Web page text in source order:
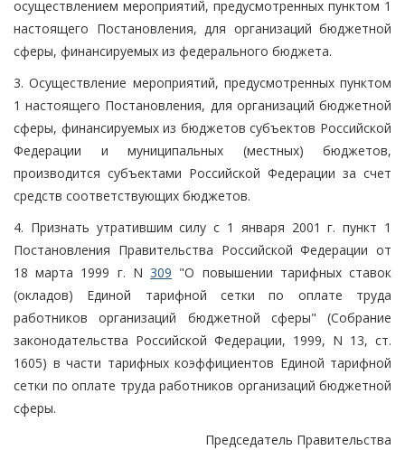
осуществлением мероприятий, предусмотренных пунктом 1
настоящего Постановления, для организаций бюджетной
сферы, финансируемых из федерального бюджета.
3. Осуществление мероприятий, предусмотренных пунктом
1 настоящего Постановления, для организаций бюджетной
сферы, финансируемых из бюджетов субъектов Российской
Федерации и муниципальных (местных) бюджетов,
производится субъектами Российской Федерации за счет
средств соответствующих бюджетов.
4. Признать утратившим силу с 1 января 2001 г. пункт 1
Постановления Правительства Российской Федерации от
18 марта 1999 г. N309 "О повышении тарифных ставок
(окладов) Единой тарифной сетки по оплате труда
работников организаций бюджетной сферы" (Собрание
законодательства Российской Федерации, 1999, N 13, ст.
1605) в части тарифных коэффициентов Единой тарифной
сетки по оплате труда работников организаций бюджетной
сферы.
Председатель Правительства